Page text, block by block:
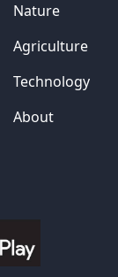
Nature
Agriculture
Technology
About